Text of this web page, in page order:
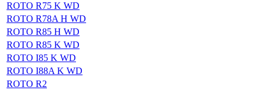
ROTO R75 K WD
ROTO R78A H WD
ROTO R85 H WD
ROTO R85 K WD
ROTO I85 K WD
ROTO I88A K WD
ROTO R2